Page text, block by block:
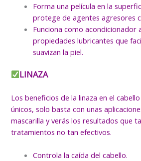
Forma una película en la
protege de agentes agresores
Funciona como acondicionador
propiedades lubricantes que
suavizan la piel.
LINAZA
Los beneficios de la linaza en el
únicos, solo basta con unas
mascarilla y verás los resultados que
tratamientos no tan efectivos.
Controla la caída del cabello.